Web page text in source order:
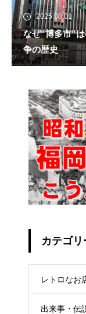
2025.08.01
なぜ“博多市”
争の歴史
カテゴリ
レトロなお
出来事・伝